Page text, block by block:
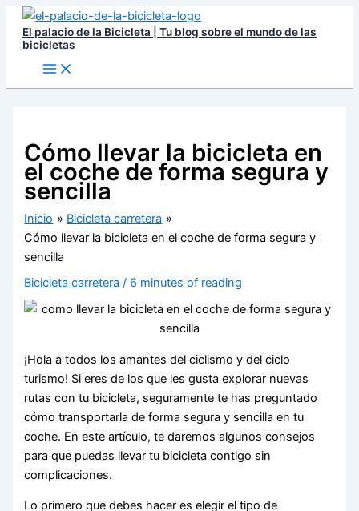
contenido
El palacio de la Bicicleta | Tu blog sobre el mundo de las
bicicletas
Cómo llevar la bicicleta en
el coche de forma segura y
sencilla
Inicio
Bicicleta carretera
Cómo llevar la bicicleta en el coche de forma segura y
sencilla
Bicicleta carretera / 6 minutes of reading
¡Hola a todos los amantes del ciclismo y del ciclo
turismo! Si eres de los que les gusta explorar nuevas
rutas con tu bicicleta, seguramente te has preguntado
cómo transportarla de forma segura y sencilla en tu
coche. En este artículo, te daremos algunos consejos
para que puedas llevar tu bicicleta contigo sin
complicaciones.
Lo primero que debes hacer es elegir el tipo de